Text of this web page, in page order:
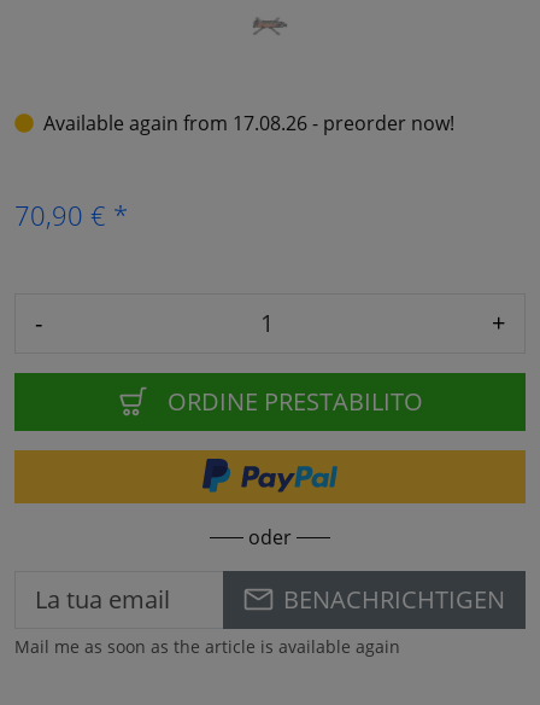
Available again from 17.08.26 - preorder now!
70,90 € *
- +
ORDINE PRESTABILITO
oder
BENACHRICHTIGEN
Mail me as soon as the article is available again